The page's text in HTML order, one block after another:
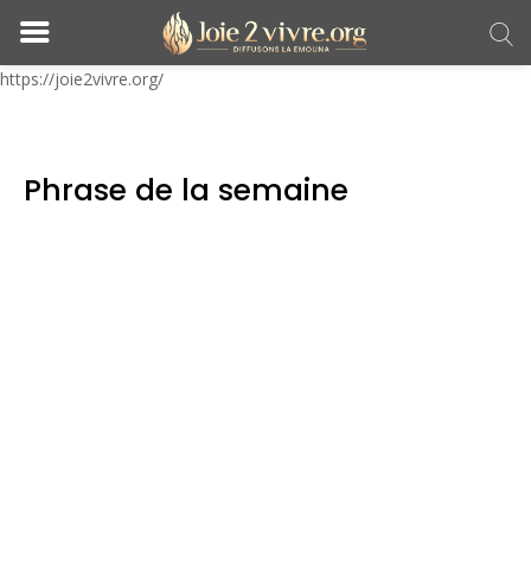
https://joie2vivre.org/
Phrase de la semaine